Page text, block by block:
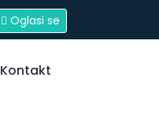
Oglasi se
Kontakt